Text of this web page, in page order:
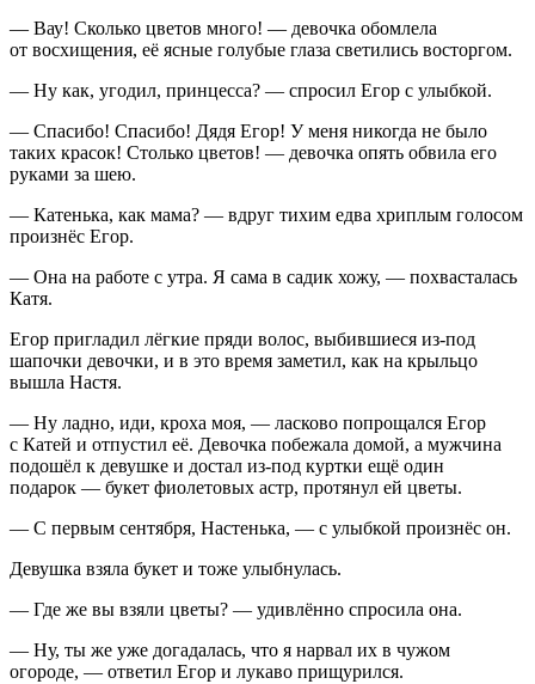
— Вау! Сколько цветов много! — девочка обомлела
от восхищения, её ясные голубые глаза светились восторгом.
— Ну как, угодил, принцесса? — спросил Егор с улыбкой.
— Спасибо! Спасибо! Дядя Егор! У меня никогда не было
таких красок! Столько цветов! — девочка опять обвила его
руками за шею.
— Катенька, как мама? — вдруг тихим едва хриплым голосом
произнёс Егор.
— Она на работе с утра. Я сама в садик хожу, — похвасталась
Катя.
Егор пригладил лёгкие пряди волос, выбившиеся из-под
шапочки девочки, и в это время заметил, как на крыльцо
вышла Настя.
— Ну ладно, иди, кроха моя, — ласково попрощался Егор
с Катей и отпустил её. Девочка побежала домой, а мужчина
подошёл к девушке и достал из-под куртки ещё один
подарок — букет фиолетовых астр, протянул ей цветы.
— С первым сентября, Настенька, — с улыбкой произнёс он.
Девушка взяла букет и тоже улыбнулась.
— Где же вы взяли цветы? — удивлённо спросила она.
— Ну, ты же уже догадалась, что я нарвал их в чужом
огороде, — ответил Егор и лукаво прищурился.